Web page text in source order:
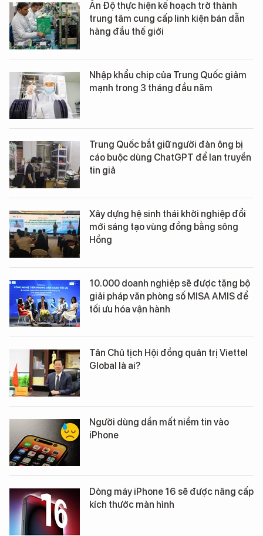
Ấn Độ thực hiện kế hoạch trở thành
trung tâm cung cấp linh kiện bán dẫn
hàng đầu thế giới
Nhập khẩu chip của Trung Quốc giảm
mạnh trong 3 tháng đầu năm
Trung Quốc bắt giữ người đàn ông bị
cáo buộc dùng ChatGPT để lan truyền
tin giả
Xây dựng hệ sinh thái khởi nghiệp đổi
mới sáng tạo vùng đồng bằng sông
Hồng
10.000 doanh nghiệp sẽ được tặng bộ
giải pháp văn phòng số MISA AMIS để
tối ưu hóa vận hành
Tân Chủ tịch Hội đồng quản trị Viettel
Global là ai?
Người dùng dần mất niềm tin vào
iPhone
Dòng máy iPhone 16 sẽ được nâng cấp
kích thước màn hình